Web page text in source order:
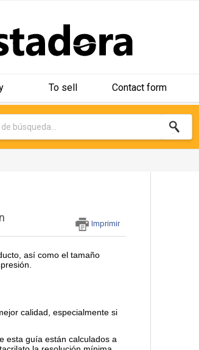
To sell Contact form
Imprimir
así como el tamaño
calidad, especialmente si
esta guía están calculados a